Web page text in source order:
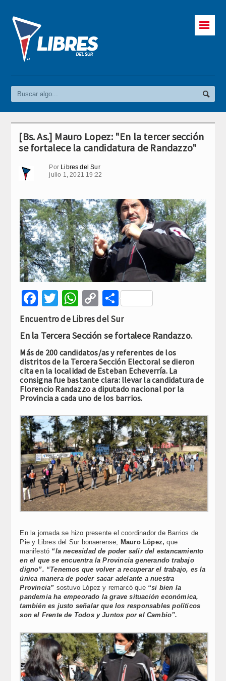
☰
[Bs. As.] Mauro Lopez: "En la tercer sección
se fortalece la candidatura de Randazzo"
Por Libres del Sur
julio 1, 2021 19:22
Facebook
Twitter
WhatsApp
Copy
Link
Compartir
Encuentro de Libres del Sur
En la Tercera Sección se fortalece Randazzo.
Más de 200 candidatos/as y referentes de los
distritos de la Tercera Sección Electoral se dieron
cita en la localidad de Esteban Echeverría. La
consigna fue bastante clara: llevar la candidatura de
Florencio Randazzo a diputado nacional por la
Provincia a cada uno de los barrios.
En la jornada se hizo presente el coordinador de Barrios de
Pie y Libres del Sur bonaerense, Mauro López, que
manifestó “la necesidad de poder salir del estancamiento
en el que se encuentra la Provincia generando trabajo
digno”. “Tenemos que volver a recuperar el trabajo, es la
única manera de poder sacar adelante a nuestra
Provincia” sostuvo López y remarcó que “si bien la
pandemia ha empeorado la grave situación económica,
también es justo señalar que los responsables políticos
son el Frente de Todos y Juntos por el Cambio”.